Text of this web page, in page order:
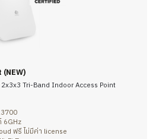
Tri-Band Indoor Access Point
6GHz
ฟรี ไม่มีค่า license